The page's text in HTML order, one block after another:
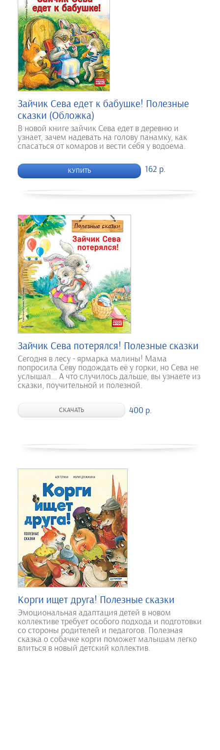
Зайчик Сева едет к бабушке! Полезные
сказки (Обложка)
В новой книге зайчик Сева едет в деревню и
узнает, зачем надевать на голову панамку, как
спасаться от комаров и вести себя у водоема.
КУПИТЬ 162 р.
Зайчик Сева потерялся! Полезные сказки
Сегодня в лесу - ярмарка малины! Мама
попросила Севу подождать её у горки, но Сева не
услышал... А что случилось дальше, вы узнаете из
сказки, поучительной и полезной.
СКАЧАТЬ 400 р.
Корги ищет друга! Полезные сказки
Эмоциональная адаптация детей в новом
коллективе требует особого подхода и подготовки
со стороны родителей и педагогов. Полезная
сказка о собачке корги поможет малышам легко
влиться в новый детский коллектив.